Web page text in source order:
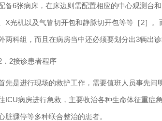
备6张病床，在床边则需配置相应的中心观测台
X光机以及气管切开包和静脉切开包等等［2］
两科组，而且在病房当中还必须要划分出3辆出
．2接诊患者程序
先是进行现场的救护工作，需要值班人员事先
ICU病房进行急救，主要收治各种生命体征重症
脏骤停等多种联合整治的患者。